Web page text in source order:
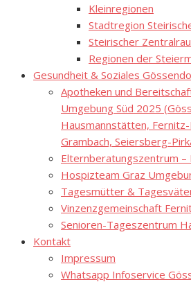
Kleinregionen
Stadtregion
Steirischer
Regionen der
Gesundheit & Soziales
Apotheken und
Umgebung Süd 2025
Hausmannstätten, Fernitz-
Grambach, Seiersberg-
Elternberatungszentrum –
Hospizteam Graz
Tagesmütter &
Vinzenzgemeinschaft
Senioren-Tageszentrum
Kontakt
Impressum
Whatsapp Infoservice